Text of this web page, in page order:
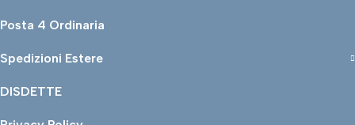
Posta 4 Ordinaria
Spedizioni Estere
DISDETTE